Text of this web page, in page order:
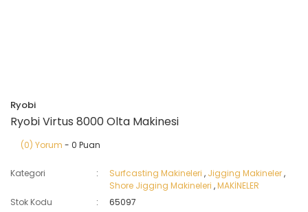
Ryobi
Ryobi Virtus 8000 Olta Makinesi
(0) Yorum - 0 Puan
Kategori Surfcasting Makineleri , Jigging Makineler,
Shore Jigging Makineleri ,MAKİNELER
Stok Kodu
65097